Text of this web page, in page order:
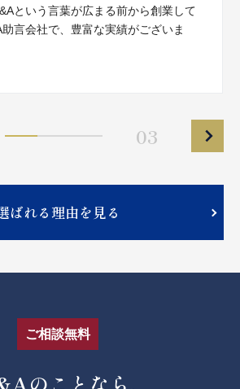
という言葉が広まる前から創業して
言会社で、豊富な実績がございま
03
ばれる理由を見る
ご相談無料